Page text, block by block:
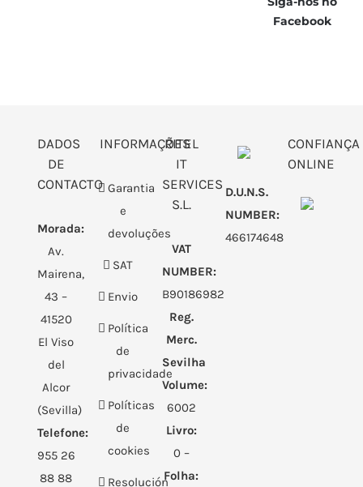
Facebook
DADOS
DE
CONTACTO
Morada:
Av.
Mairena,
43 –
41520
El Viso
del
Alcor
(Sevilla)
Telefone:
955 26
88 88
INFORMAÇÕES
Garantia
e
devoluções
SAT
Envio
Política
de
privacidade
Políticas
de
cookies
Resolución
RITEL
IT
SERVICES
S.L.
VAT
NUMBER:
B90186982
Reg.
Merc.
Sevilha
Volume:
6002
Livro:
0 –
Folha:
D.U.N.S.
NUMBER:
466174648
CONFIANÇA
ONLINE